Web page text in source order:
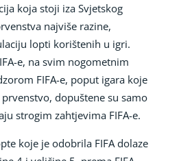
koja stoji iza Svjetskog
najviše razine,
lopti korištenih u igri.
e, na svim nogometnim
FIFA-e, poput igara koje
dopuštene su samo
strogim zahtjevima FIFA-e.
koje je odobrila FIFA dolaze